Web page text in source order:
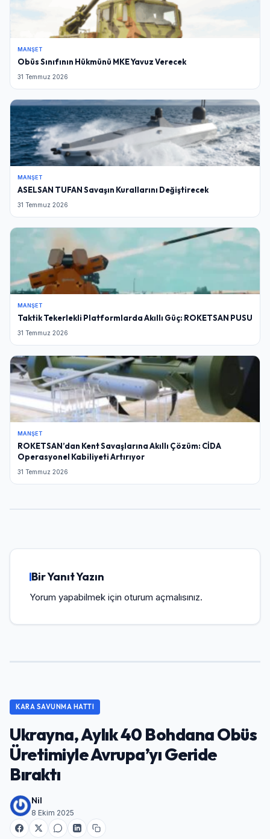
MANŞET
Obüs Sınıfının Hükmünü MKE Yavuz Verecek
31 Temmuz 2026
MANŞET
ASELSAN TUFAN Savaşın Kurallarını Değiştirecek
31 Temmuz 2026
MANŞET
Taktik Tekerlekli Platformlarda Akıllı Güç: ROKETSAN PUSU
31 Temmuz 2026
MANŞET
ROKETSAN’dan Kent Savaşlarına Akıllı Çözüm: CİDA
Operasyonel Kabiliyeti Artırıyor
31 Temmuz 2026
Bir Yanıt Yazın
Yorum yapabilmek için oturum açmalısınız.
KARA SAVUNMA HATTI
Ukrayna, Aylık 40 Bohdana Obüs
Üretimiyle Avrupa’yı Geride
Bıraktı
Nil
8 Ekim 2025